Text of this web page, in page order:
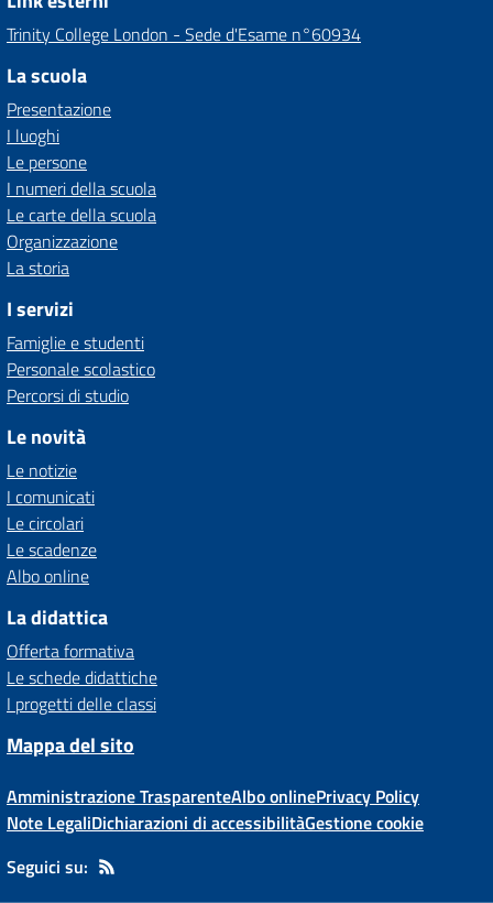
Trinity College London - Sede d'Esame n°60934
La scuola
Presentazione
I luoghi
Le persone
I numeri della scuola
Le carte della scuola
Organizzazione
La storia
I servizi
Famiglie e studenti
Personale scolastico
Percorsi di studio
Le novità
Le notizie
I comunicati
Le circolari
Le scadenze
Albo online
La didattica
Offerta formativa
Le schede didattiche
I progetti delle classi
Mappa del sito
Amministrazione TrasparenteAlbo onlinePrivacy Policy
Note LegaliDichiarazioni di accessibilitàGestione cookie
Seguici su: